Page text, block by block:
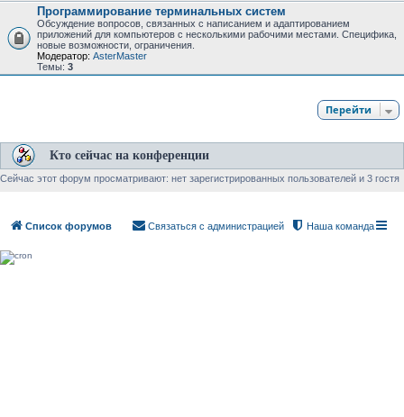
Программирование терминальных систем
Обсуждение вопросов, связанных с написанием и адаптированием
приложений для компьютеров с несколькими рабочими местами. Специфика,
новые возможности, ограничения.
Модератор: AsterMaster
Темы: 3
Перейти
Кто сейчас на конференции
Сейчас этот форум просматривают: нет зарегистрированных пользователей и 3 гостя
Список форумов Наша команда
Связаться с администрацией